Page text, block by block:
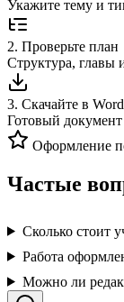
Укажите тему и
2. Проверьте план
Структура,
3. Скачайте в Word
Готовый
Оформление
Частые
Сколько стоит
Работа
Можно ли